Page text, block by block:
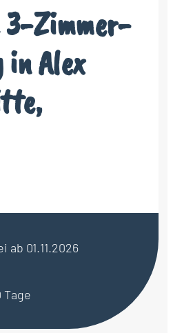
Zimmer-
in Alex
ab 01.11.2026
Tage